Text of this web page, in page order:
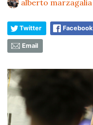
alberto marzagalia
Twitter Facebook
Email